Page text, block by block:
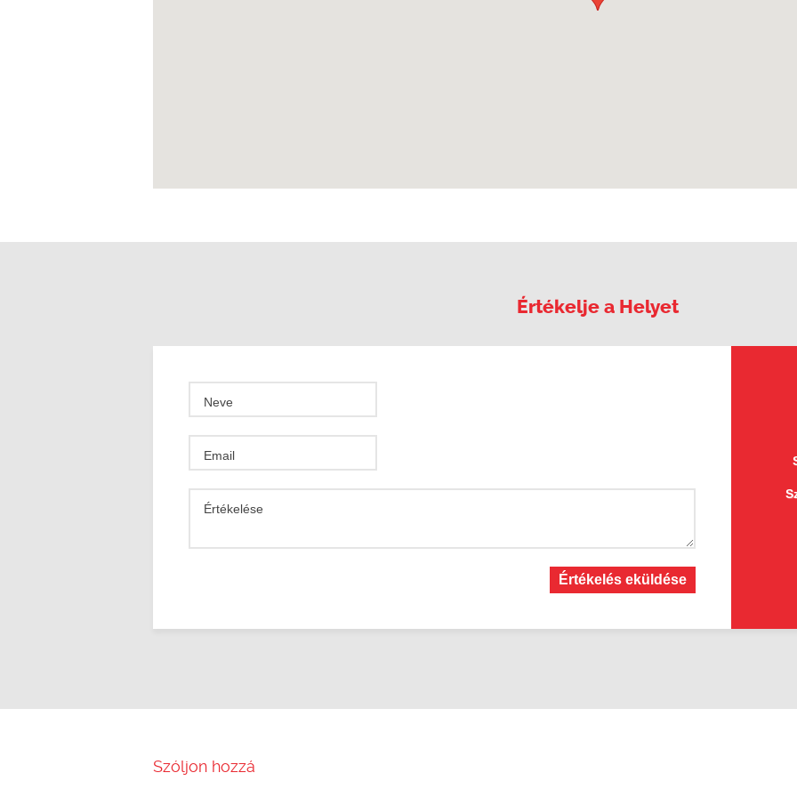
Értékelje a Helyet
Neve
Email
Értékelése
Értékelés eküldése
Szóljon hozzá